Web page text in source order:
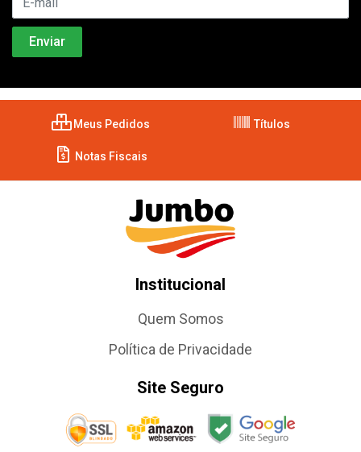
Meus Pedidos Títulos
Notas Fiscais
Institucional
Quem Somos
Política de Privacidade
Site Seguro